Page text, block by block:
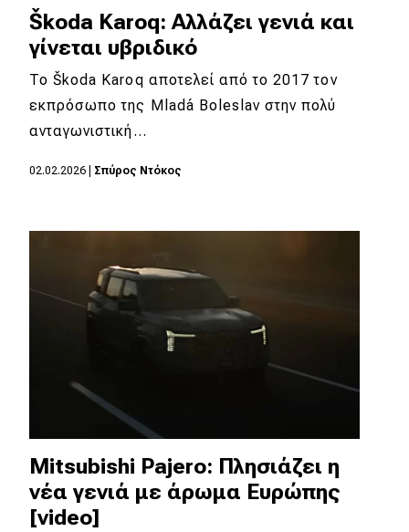
Škoda Karoq: Αλλάζει γενιά και
γίνεται υβριδικό
To Škoda Karoq αποτελεί από το 2017 τον
εκπρόσωπο της Mladá Boleslav στην πολύ
ανταγωνιστική…
02.02.2026 Σπύρος Ντόκος
Mitsubishi Pajero: Πλησιάζει η
νέα γενιά με άρωμα Ευρώπης
[video]